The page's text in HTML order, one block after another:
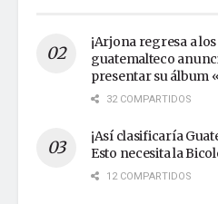
¡Arjona regresa a
guatemalteco
presentar su álbum
32 COMPARTIDOS
¡Así clasificaría
Esto necesita la
12 COMPARTIDOS